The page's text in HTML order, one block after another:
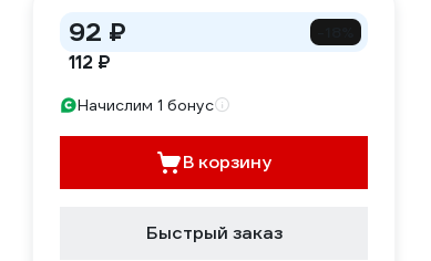
92 ₽
112 ₽
Начислим 1 бонус
В корзину
Быстрый заказ